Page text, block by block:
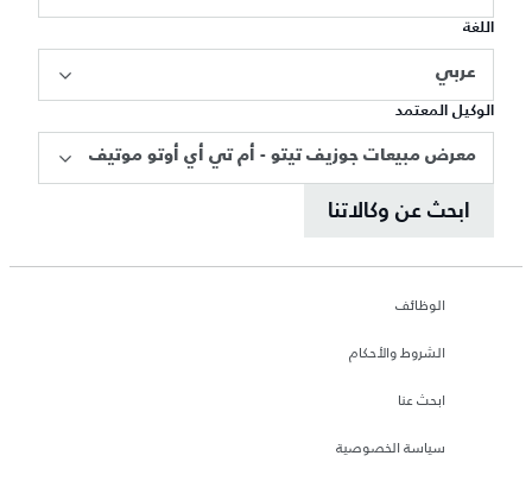
اللغة
عربي
الوكيل المعتمد
معرض مبيعات جوزيف تيتو - أم تي أي أوتو موتيف
ابحث عن وكالاتنا
الوظائف
الشروط والأحكام
ابحث عنا
سياسة الخصوصية